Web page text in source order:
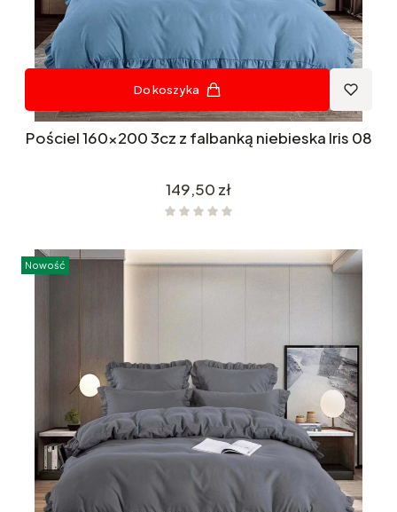
Do koszyka
Pościel 160x200 3cz z falbanką niebieska Iris 08
Cena
149,50 zł
Nowość